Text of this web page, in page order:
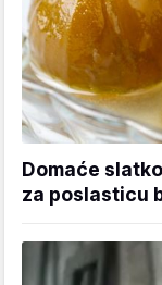
Domaće
za poslasticu